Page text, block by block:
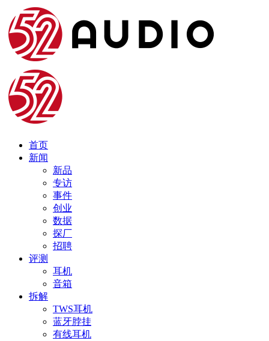
首页
新闻
新品
专访
事件
创业
数据
探厂
招聘
评测
耳机
音箱
拆解
TWS耳机
蓝牙脖挂
有线耳机